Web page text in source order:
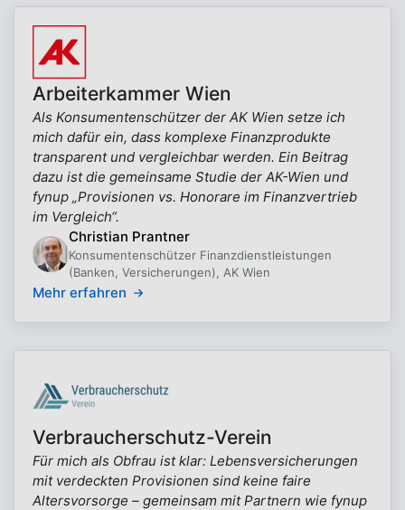
Arbeiterkammer Wien
Als Konsumentenschützer der AK Wien setze ich
mich dafür ein, dass komplexe Finanzprodukte
transparent und vergleichbar werden. Ein Beitrag
dazu ist die gemeinsame Studie der AK-Wien und
fynup „Provisionen vs. Honorare im Finanzvertrieb
im Vergleich“.
Christian Prantner
Konsumentenschützer Finanzdienstleistungen
(Banken, Versicherungen), AK Wien
Mehr erfahren
Verbraucherschutz-Verein
Für mich als Obfrau ist klar: Lebensversicherungen
mit verdeckten Provisionen sind keine faire
Altersvorsorge – gemeinsam mit Partnern wie fynup